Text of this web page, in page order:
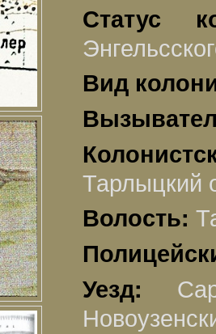
Статус
Вид
Тарлыцкий
Волость:
Уезд: